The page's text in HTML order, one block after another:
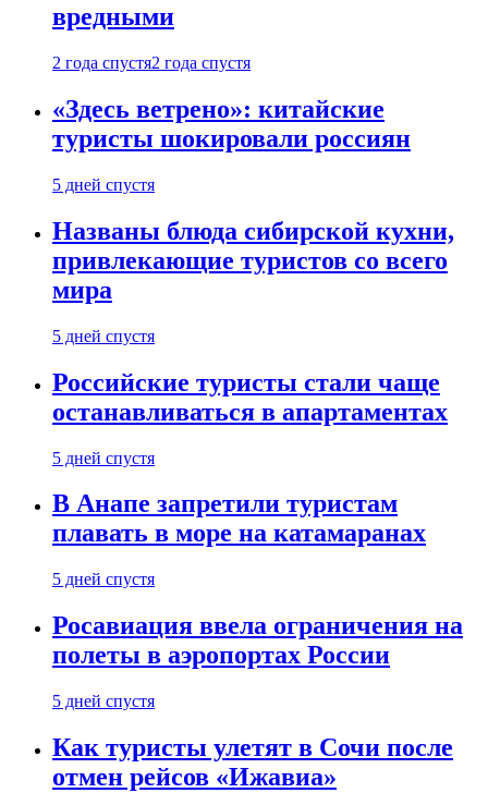
вредными
2 года спустя2 года спустя
«Здесь ветрено»: китайские
туристы шокировали россиян
5 дней спустя
Названы блюда сибирской кухни,
привлекающие туристов со всего
мира
5 дней спустя
Российские туристы стали чаще
останавливаться в апартаментах
5 дней спустя
В Анапе запретили туристам
плавать в море на катамаранах
5 дней спустя
Росавиация ввела ограничения на
полеты в аэропортах России
5 дней спустя
Как туристы улетят в Сочи после
отмен рейсов «Ижавиа»